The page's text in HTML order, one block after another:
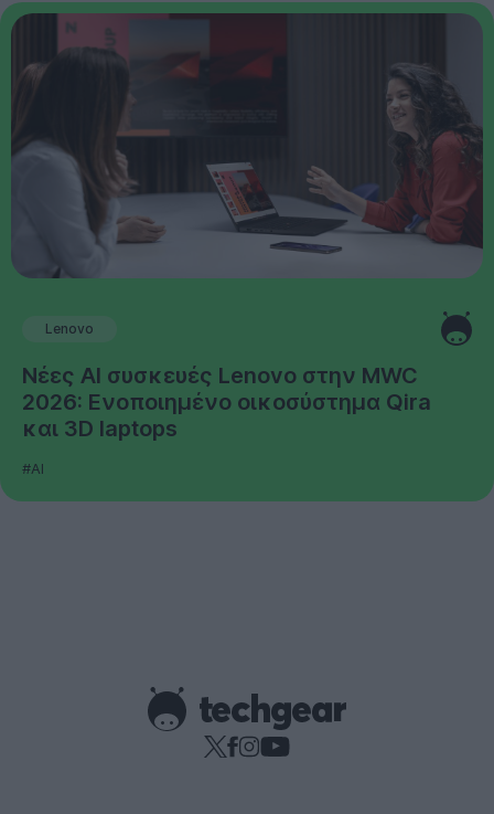
Lenovo
Νέες AI συσκευές Lenovo στην MWC
2026: Ενοποιημένο οικοσύστημα Qira
και 3D laptops
#AI